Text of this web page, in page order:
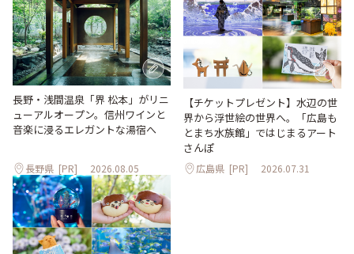
長野・浅間温泉「界 松本」がリニ
ューアルオープン。信州ワインと
音楽に浸るエレガントな湯宿へ
長野県 [PR] 2026.08.05
【チケットプレゼント】水辺の世
界から浮世絵の世界へ。「広島も
とまち水族館」ではじまるアート
さんぽ
広島県 [PR] 2026.07.31